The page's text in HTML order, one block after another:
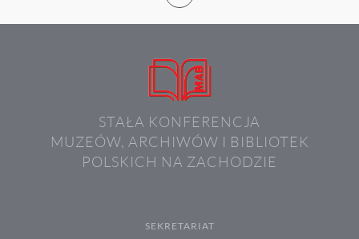
STAŁA KONFERENCJA
MUZEÓW, ARCHIWÓW I BIBLIOTEK
POLSKICH NA ZACHODZIE
SEKRETARIAT